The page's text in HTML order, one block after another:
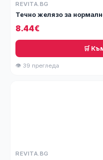
REVITA.BG
Течно желязо за
8.44€
🛒
👁 39 прегледа
REVITA.BG